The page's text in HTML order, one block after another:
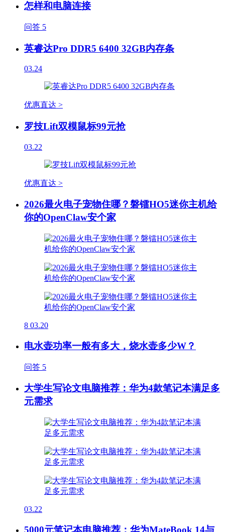
怎样和电脑连接
问答 5
英睿达Pro DDR5 6400 32GB内存条
03.24
优惠直达 >
罗技Lift双模鼠标99元抢
03.22
优惠直达 >
2026最火电子宠物住哪？磐镭HO5迷你主机给
你的OpenClaw安个家
8 03.20
电水壶功率一般有多大，烧水壶多少W？
问答 5
大学生写论文电脑推荐：华为4款笔记本满足多
元需求
03.22
5000元笔记本电脑推荐：华为MateBook 14与